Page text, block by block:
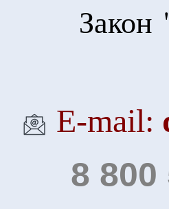
Е-mail:
8 800